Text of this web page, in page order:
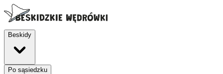
Beskidy
Po sąsiedzku